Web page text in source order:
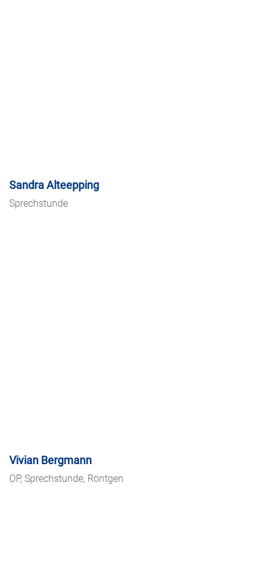
Sandra Alteepping
Sprechstunde
Vivian Bergmann
OP, Sprechstunde, Röntgen